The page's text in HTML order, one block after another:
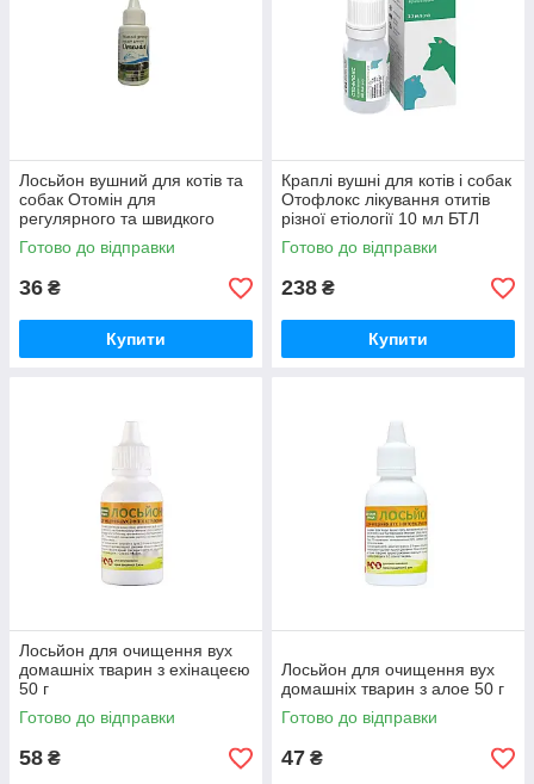
Лосьйон вушний для котів та
собак Отомін для
регулярного та швидкого
чищення вух 50 мл
Фарматон
Готово до відправки
36 ₴
Купити
Краплі вушні для котів і собак
Отофлокс лікування отитів
різної етіології 10 мл БТЛ
Готово до відправки
238 ₴
Купити
Лосьйон для очищення вух
домашніх тварин з ехінацеєю
50 г
Готово до відправки
58 ₴
Лосьйон для очищення вух
домашніх тварин з алое 50 г
Готово до відправки
47 ₴